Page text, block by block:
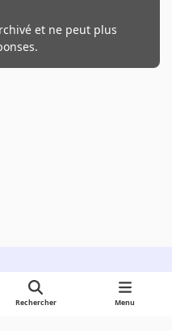
et ne peut plus
Rechercher Menu